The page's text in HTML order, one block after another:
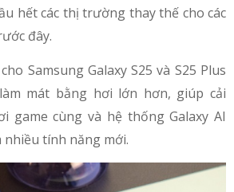
hết các thị trường thay thế cho các
đây.
Samsung Galaxy S25 và S25 Plus
mát bằng hơi lớn hơn, giúp cải
game cùng và hệ thống Galaxy AI
tính năng mới.